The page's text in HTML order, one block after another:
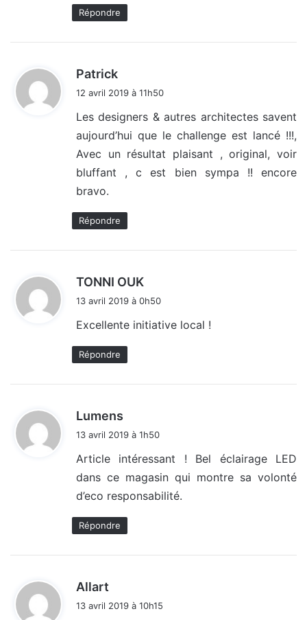
Répondre
Patrick
:
12 avril 2019 à 11h50
Les designers & autres architectes savent
aujourd’hui que le challenge est lancé !!!,
Avec un résultat plaisant , original, voir
bluffant , c est bien sympa !! encore
bravo.
Répondre
TONNI OUK
i
13 avril 2019 à 0h50
Excellente initiative local !
Répondre
Lumens
i
13 avril 2019 à 1h50
Article intéressant ! Bel éclairage LED
dans ce magasin qui montre sa volonté
d’eco responsabilité.
Répondre
Allart
i
13 avril 2019 à 10h15